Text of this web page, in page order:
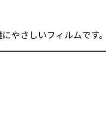
やさしいフィルムです。